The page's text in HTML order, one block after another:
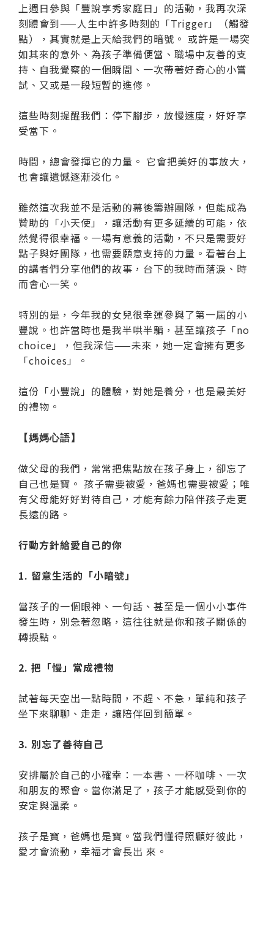
上週日參與「豐說享秀家庭日」的活動，我再次深
刻體會到——人生中許多時刻的「Trigger」（觸發
點），其實就是上天給我們的暗號。 或許是一場突
如其來的意外、為孩子準備便當、職場中友善的支
持、自我覺察的一個瞬間、一次帶著好奇心的小嘗
試、又或是一段短暫的進修。
這些時刻提醒我們：停下腳步，放慢速度，好好享
受當下。
時間，總會發揮它的力量。 它會把美好的事放大，
也會讓遺憾逐漸淡化。
雖然這次我並不是活動的幕後籌辦團隊，但能成為
贊助的「小天使」，讓活動有更多延續的可能，依
然覺得很幸福。一場有意義的活動，不只是需要好
點子與好團隊，也需要願意支持的力量。看著台上
的講者們分享他們的故事，台下的我時而落淚、時
而會心一笑。
特別的是，今年我的女兒很幸運參與了第一屆的小
豐說。也許當時也是我半哄半騙，甚至讓孩子「no
choice」，但我深信——未來，她一定會擁有更多
「choices」。
這份「小豐說」的體驗，對她是養分，也是最美好
的禮物。
【媽媽心語】
做父母的我們，常常把焦點放在孩子身上，卻忘了
自己也是寶。 孩子需要被愛，爸媽也需要被愛；唯
有父母能好好對待自己，才能有餘力陪伴孩子走更
長遠的路。
行動方針給愛自己的你
1. 留意生活的「小暗號」
當孩子的一個眼神、一句話、甚至是一個小小事件
發生時，別急著忽略，這往往就是你和孩子關係的
轉捩點。
2. 把「慢」當成禮物
試著每天空出一點時間，不趕、不急，單純和孩子
坐下來聊聊、走走，讓陪伴回到簡單。
3. 別忘了善待自己
安排屬於自己的小確幸：一本書、一杯咖啡、一次
和朋友的聚會。當你滿足了，孩子才能感受到你的
安定與溫柔。
孩子是寶，爸媽也是寶。當我們懂得照顧好彼此，
愛才會流動，幸福才會長出 來。